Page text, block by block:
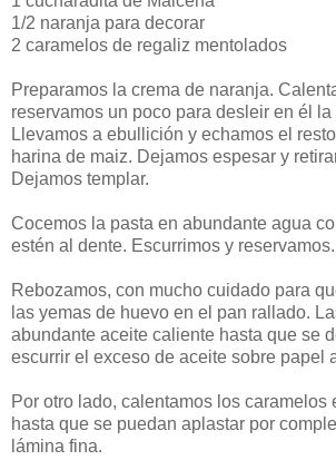
1/2 naranja para decorar
2 caramelos de regaliz mentolados
Preparamos la crema de naranja.
reservamos un poco para desleir en él la
Llevamos a ebullición y echamos el
harina de maiz. Dejamos espesar y
Dejamos templar.
Cocemos la pasta en abundante agua
estén al dente. Escurrimos y reservamos.
Rebozamos, con mucho cuidado para
las yemas de huevo en el pan rallado.
abundante aceite caliente hasta que se
escurrir el exceso de aceite sobre papel
Por otro lado, calentamos los caramelos
hasta que se puedan aplastar por
lámina fina.